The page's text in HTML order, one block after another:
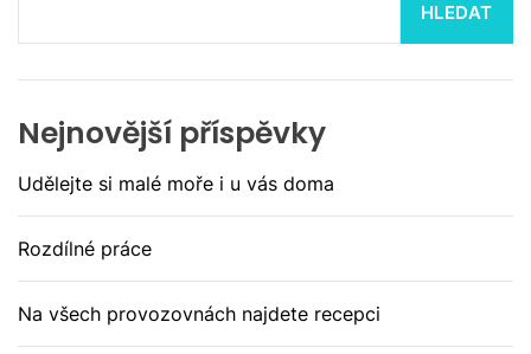
HLEDAT
Nejnovější příspěvky
Udělejte si malé moře i u vás doma
Rozdílné práce
Na všech provozovnách najdete recepci